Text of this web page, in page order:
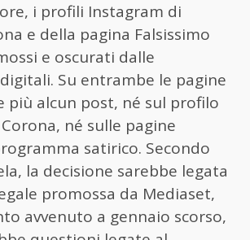
i profili Instagram di
e della pagina Falsissimo
e oscurati dalle
Su entrambe le pagine
più alcun post, né sul profilo
né sulle pagine
satirico. Secondo
la decisione sarebbe legata
promossa da Mediaset,
avvenuto a gennaio scorso,